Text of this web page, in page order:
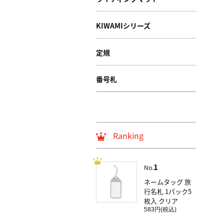
KIWAMIシリーズ
定規
番号札
Ranking
No.1
ネームタッグ 旅
行名札 1パック5
枚入 クリア
583円(税込)